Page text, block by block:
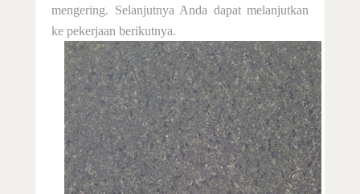
mengering. Selanjutnya Anda dapat melanjutkan
ke pekerjaan berikutnya.